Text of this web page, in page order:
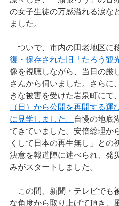
の女子生徒の万感溢れる涙な
ました。
ついで、市内の田老地区に
復・保存された旧「たろう観
像を視聴しながら、当日の厳
さんから伺いました。さらに
きな被害を受けた岩泉町にて、
（日）から公開を再開する
に見学しました。
自慢の地底
てきていました。安倍総理か
くして日本の再生無し」との
決意を報道陣に述べられ、発
みがスタートしました。
この間、新聞・テレビでも
な角度から取り上げて頂き、